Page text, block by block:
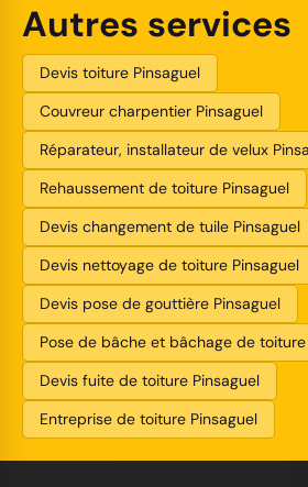
Autres services
Devis toiture Pinsaguel
Couvreur charpentier Pinsaguel
Réparateur, installateur de velux
Rehaussement de toiture Pinsaguel
Devis changement de tuile Pinsaguel
Devis nettoyage de toiture Pinsaguel
Devis pose de gouttière Pinsaguel
Pose de bâche et bâchage de toiture
Devis fuite de toiture Pinsaguel
Entreprise de toiture Pinsaguel